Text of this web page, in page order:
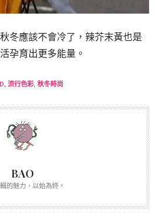
冬應該不會冷了，辣芥末黃也是
孕育出更多能量。
, 流行色彩, 秋冬時尚
BAO
的魅力，以始為終。